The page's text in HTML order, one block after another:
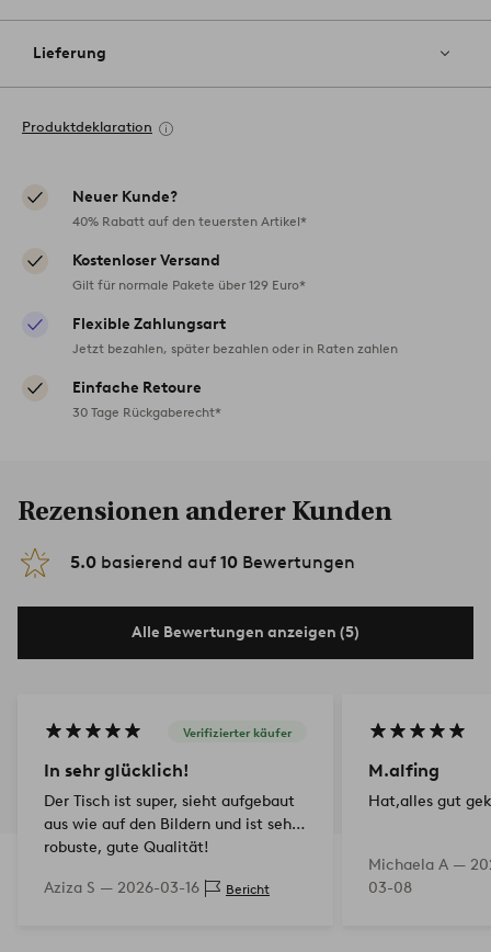
Lieferung
Produktdeklaration
Neuer Kunde?
40% Rabatt auf den teuersten Artikel*
Kostenloser Versand
Gilt für normale Pakete über 129 Euro*
Flexible Zahlungsart
Jetzt bezahlen, später bezahlen oder in Raten zahlen
Einfache Retoure
30 Tage Rückgaberecht*
Rezensionen anderer Kunden
5.0 basierend auf 10 Bewertungen
Alle Bewertungen anzeigen (5)
Verifizierter käufer
In sehr glücklich!
Der Tisch ist super, sieht aufgebaut
aus wie auf den Bildern und ist sehr
robuste, gute Qualität!
Aziza S — 2026-03-16 Bericht
M.alfing
Hat,alles gut
Michaela A —
03-08